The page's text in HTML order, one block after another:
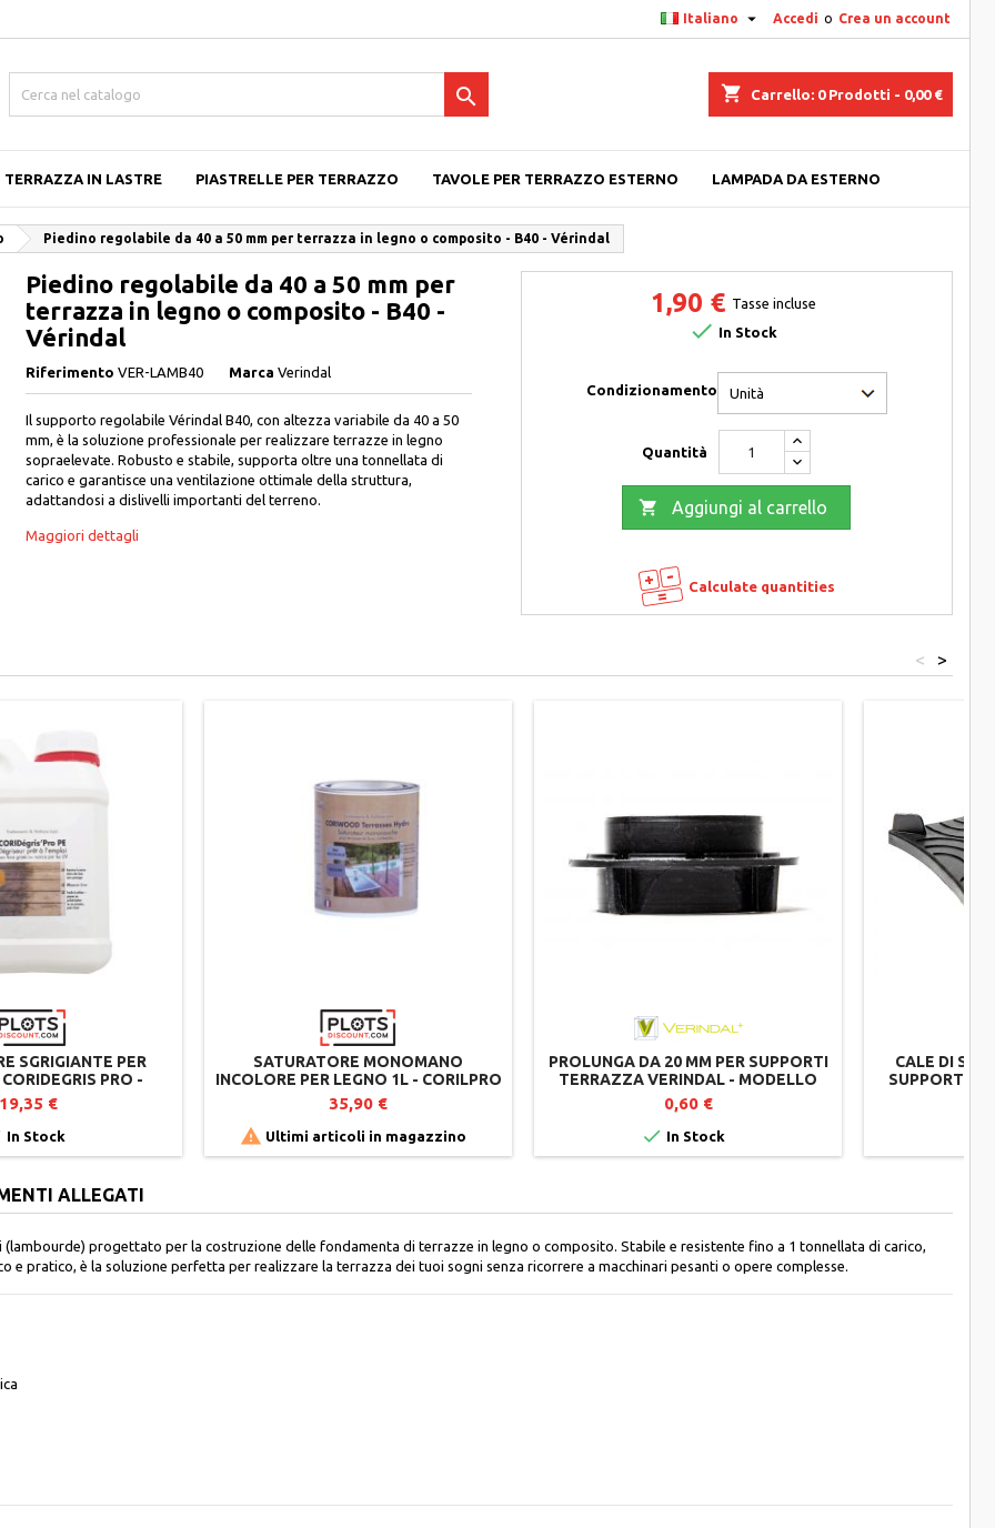
Accedi o Crea un account
Italiano 
shopping_cart Carrello: 0Prodotti - 0,00 €

TERRAZZA IN LASTRE PIASTRELLE PER TERRAZZO TAVOLE PER TERRAZZO ESTERNO LAMPADA DA ESTERNO
Piedino regolabile da 40 a 50 mm per terrazza in legno o composito - B40 - Vérindal
Piedino regolabile da 40 a 50 mm per
terrazza in legno o composito - B40 -
Vérindal
Riferimento VER-LAMB40 Marca Verindal
Il supporto regolabile Vérindal B40, con altezza variabile da 40 a 50
mm, è la soluzione professionale per realizzare terrazze in legno
sopraelevate. Robusto e stabile, supporta oltre una tonnellata di
carico e garantisce una ventilazione ottimale della struttura,
adattandosi a dislivelli importanti del terreno.
Maggiori dettagli
1,90 € Tasse incluse
 In Stock
Condizionamento
Quantità
 Aggiungi al carrello
Calculate quantities
>
<
SGRIGIANTE PER
PRO -
TINTA ORIGINALE
19,35 €
In Stock
SATURATORE MONOMANO
INCOLORE PER LEGNO 1L - CORILPRO
CORIWOOD - PROTEZIONE UV E
IDROREPELLENTE
35,90 €
 Ultimi articoli in magazzino
PROLUNGA DA 20 MM PER SUPPORTI
TERRAZZA VERINDAL - MODELLO
R20
0,60 €
 In Stock
CALE DI
SUPPORTI
ALLEGATI
progettato per la costruzione delle fondamenta di terrazze in legno o composito. Stabile e resistente fino a 1 tonnellata di carico,
e pratico, è la soluzione perfetta per realizzare la terrazza dei tuoi sogni senza ricorrere a macchinari pesanti o opere complesse.